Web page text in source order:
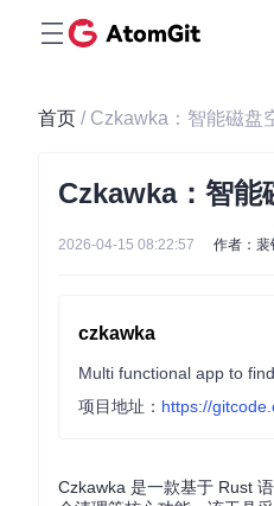
首页 / Czkawka：智能磁盘
Czkawka：智能
2026-04-15 08:22:57 作者：
czkawka
Multi functional app to
项目地址： https://
Czkawka 是一款基于 Rust